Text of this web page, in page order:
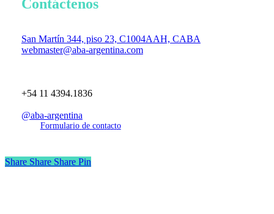
Contáctenos
San Martín 344, piso 23, C1004AAH, CABA
webmaster@aba-argentina.com
+54 11 4394.1836
@aba-argentina
Formulario de contacto
Share Share Share Pin